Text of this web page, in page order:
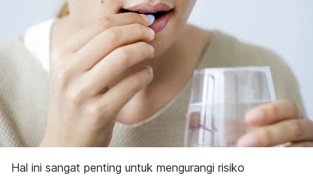
Hal ini sangat penting untuk mengurangi risiko